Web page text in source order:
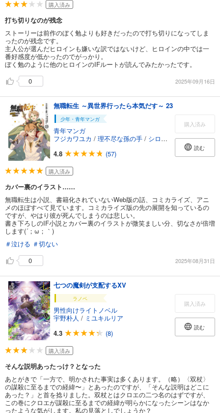
購入済み
打ち切りなのが残念
ストーリーは前作のぼく勉よりも好きだったので打ち切りになってしま
ったのが残念です。
主人公が選んだヒロインも嫌いな訳ではないけど、ヒロインの中では一
番好感度が低かったのでがっかり。
ぼく勉のように他のヒロインのIFルートが読んでみたかったです。
0
2025年09月16日
無職転生 ～異世界行ったら本気だす～ 23
少年・青年マンガ
青年マンガ
フジカワユカ / 理不尽な孫の手 / シロタカ
4.8
(57)
購入済み
読む
購入済み
カバー裏のイラスト……
無職転生は小説、書籍化されていないWeb版の話、コミカライズ、アニ
メのほぼすべて見ています。コミカライズ版の先の展開を知っているの
ですが、やはり彼が死んでしまうのは悲しい。
書き下ろしのIF小説とカバー裏のイラストが微笑ましい分、切なさが倍増
します(´；ω；｀)
＃泣ける ＃切ない
0
2025年08月31日
七つの魔剣が支配するXV
ラノベ
男性向けライトノベル
宇野朴人 / ミユキルリア
4.3
(8)
購入済み
読む
購入済み
そんな説明あったっけ？となった
あとがきで「一方で、明かされた事実は多くあります。（略）〈双杖〉
の謀殺に至るまでの経緯〜」とあったのですが、「そんな説明はどこに
あった？」と首を捻りました。双杖とはクロエの二つ名のはずですが、
この巻にクロエが謀殺に至るまでの経緯が明らかになったシーンはなか
ったような気がします。私の見落としでしょうか？